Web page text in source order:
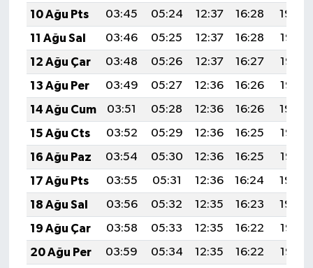
10 Ağu Pts
03:45 05:24 12:37 16:28
19:40
11 Ağu Sal
03:46 05:25 12:37 16:28
19:38
12 Ağu Çar
03:48 05:26 12:37 16:27
19:37
13 Ağu Per
03:49 05:27 12:36 16:26
19:36
14 Ağu Cum
03:51 05:28 12:36 16:26
19:34
15 Ağu Cts
03:52 05:29 12:36 16:25
19:33
16 Ağu Paz
03:54 05:30 12:36 16:25
19:32
17 Ağu Pts
03:55 05:31 12:36 16:24
19:30
18 Ağu Sal
03:56 05:32 12:35 16:23
19:29
19 Ağu Çar
03:58 05:33 12:35 16:22
19:27
20 Ağu Per
03:59 05:34 12:35 16:22
19:26